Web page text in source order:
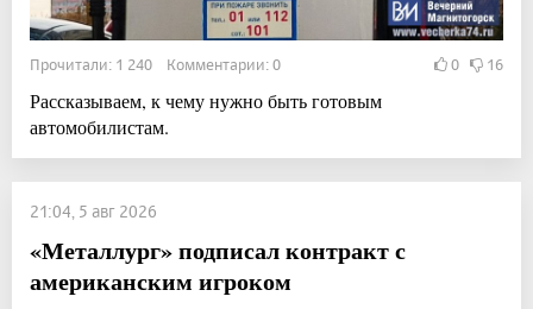
Прочитали: 1 240 Комментарии: 0 0 16
Рассказываем, к чему нужно быть готовым
автомобилистам.
21:04, 5 авг 2026
«Металлург» подписал контракт с
американским игроком